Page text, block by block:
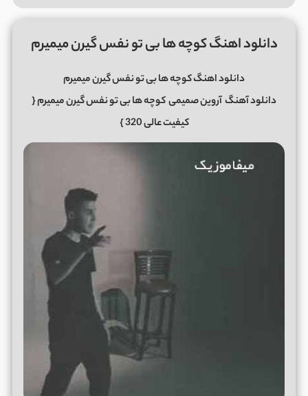
دانلود اهنگ کوچه ها بی تو نفس گیرن میمیرم
دانلود اهنگ کوچه ها بی تو نفس گیرن میمیرم
دانلود آهنگآروین صمیمیکوچه ها بی تو نفس گیرن میمیرم{
کیفیت عالی 320 }